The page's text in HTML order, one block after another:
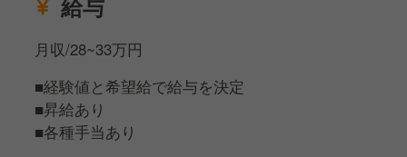
きますし、あなたのアイデアをダイレクトにお店に反
映させることができます。
分からないことや不安なことがあれば、いつでも相談
できる環境がありますので、安心して取り組んでくだ
給与
月収/28~33万円
■経験値と希望給で給与を決定
■昇給あり
■各種手当あり